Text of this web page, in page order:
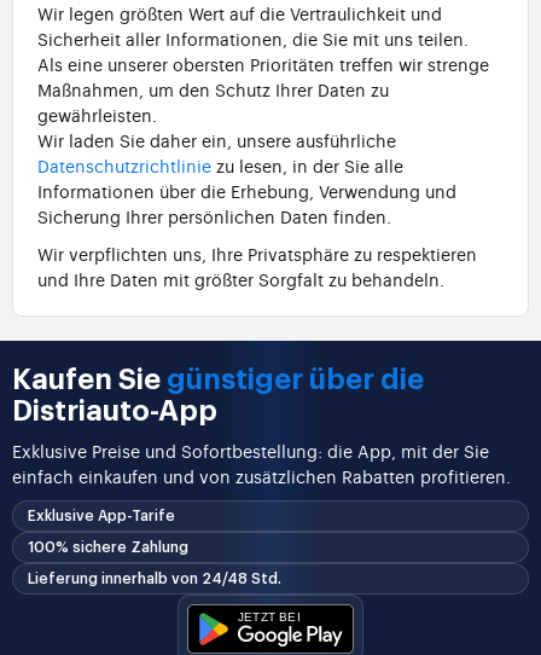
Wir legen größten Wert auf die Vertraulichkeit und
Sicherheit aller Informationen, die Sie mit uns teilen.
Als eine unserer obersten Prioritäten treffen wir strenge
Maßnahmen, um den Schutz Ihrer Daten zu
gewährleisten.
Wir laden Sie daher ein, unsere ausführliche
Datenschutzrichtlinie zu lesen, in der Sie alle
Informationen über die Erhebung, Verwendung und
Sicherung Ihrer persönlichen Daten finden.
Wir verpflichten uns, Ihre Privatsphäre zu respektieren
und Ihre Daten mit größter Sorgfalt zu behandeln.
Kaufen Sie günstiger über die
Distriauto-App
Exklusive Preise und Sofortbestellung: die App, mit der Sie
einfach einkaufen und von zusätzlichen Rabatten profitieren.
Exklusive App-Tarife
100% sichere Zahlung
Lieferung innerhalb von 24/48 Std.